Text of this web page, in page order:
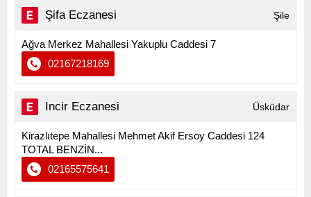
Şifa Eczanesi Şile
Ağva Merkez Mahallesi Yakuplu Caddesi 7
02167218169
Incir Eczanesi Üsküdar
Kirazlıtepe Mahallesi Mehmet Akif Ersoy Caddesi 124
TOTAL BENZİN...
02165575641